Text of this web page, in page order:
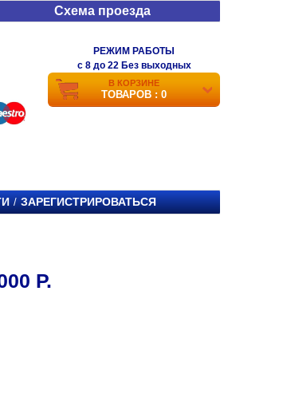
Схема проезда
РЕЖИМ РАБОТЫ
c 8 до 22 Без выходных
В КОРЗИНЕ
ТОВАРОВ : 0
/ ЗАРЕГИСТРИРОВАТЬСЯ
Р.